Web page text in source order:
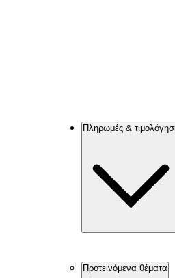
Πληρωμές &
Προτεινόμενα θέματα